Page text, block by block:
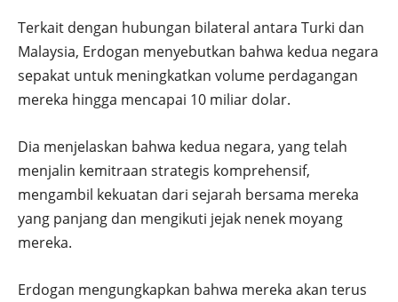
Terkait dengan hubungan bilateral antara Turki dan
Malaysia, Erdogan menyebutkan bahwa kedua negara
sepakat untuk meningkatkan volume perdagangan
mereka hingga mencapai 10 miliar dolar.
Dia menjelaskan bahwa kedua negara, yang telah
menjalin kemitraan strategis komprehensif,
mengambil kekuatan dari sejarah bersama mereka
yang panjang dan mengikuti jejak nenek moyang
mereka.
Erdogan mengungkapkan bahwa mereka akan terus